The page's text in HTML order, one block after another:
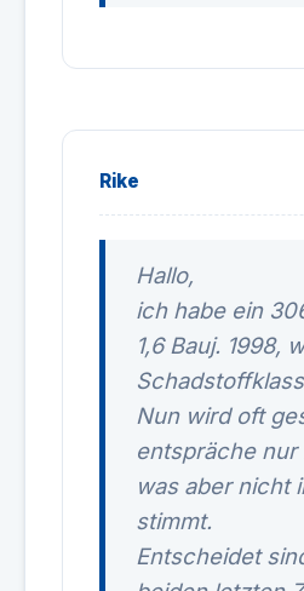
Rike
Hallo,
ich habe ein
1,6 Bauj. 1998,
Nun wird oft
entspräche nur
was aber nicht
stimmt.
Entscheidet